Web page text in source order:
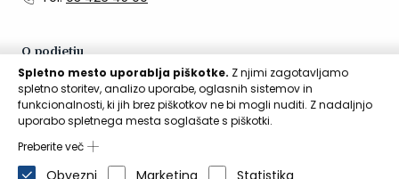
O podjetju
O nas
Kontakti
Aktualno
Spletno mesto uporablja piškotke. Z njimi zagotavljamo
spletno storitev, analizo uporabe, oglasnih sistemov in
funkcionalnosti, ki jih brez piškotkov ne bi mogli nuditi. Z nadaljnjo
uporabo spletnega mesta soglašate s piškotki.
Preberite več
Obvezni Marketing Statistika